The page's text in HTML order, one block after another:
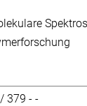
379 - -